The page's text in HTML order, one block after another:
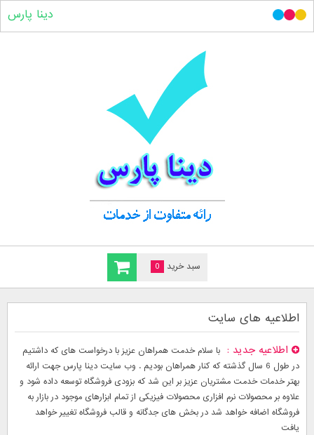
سبد خرید 0
دینا پارس
اطلاعیه های سایت
اطلاعیه جدید
با سلام خدمت همراهان عزیز با درخواست های که داشتیم
در طول 6 سال گذشته که کنار همراهان بودیم . وب سایت دینا پارس جهت ارائه
بهتر خدمات خدمت مشتریان عزیز بر این شد که بزودی فروشگاه توسعه داده شود و
علاوه بر محصولات نرم افزاری محصولات فیزیکی از تمام ابزارهای موجود در بازار به
فروشگاه اضافه خواهد شد در بخش های جدگانه و قالب فروشگاه تغییر خواهد
یافت